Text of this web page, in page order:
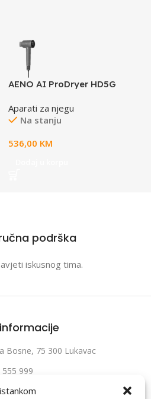
AENO AI ProDryer HD5G
Aparati za njegu
Na stanju
536,00 KM
podrška
iskusnog tima.
Bosne, 75 300 Lukavac
999